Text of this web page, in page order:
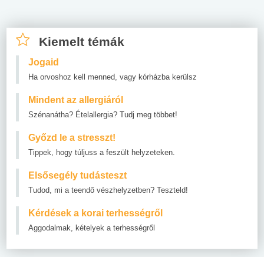
Kiemelt témák
Jogaid
Ha orvoshoz kell menned, vagy kórházba kerülsz
Mindent az allergiáról
Szénanátha? Ételallergia? Tudj meg többet!
Győzd le a stresszt!
Tippek, hogy túljuss a feszült helyzeteken.
Elsősegély tudásteszt
Tudod, mi a teendő vészhelyzetben? Teszteld!
Kérdések a korai terhességről
Aggodalmak, kételyek a terhességről